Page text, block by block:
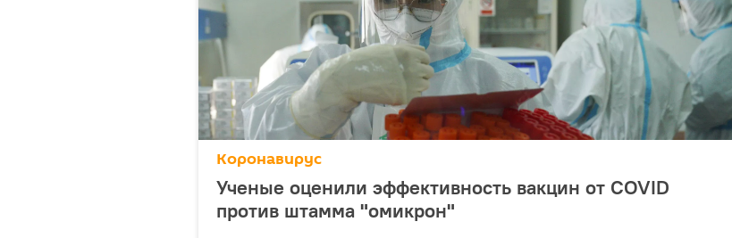
Коронавирус
Ученые оценили эффективность вакцин от COVID
против штамма "омикрон"